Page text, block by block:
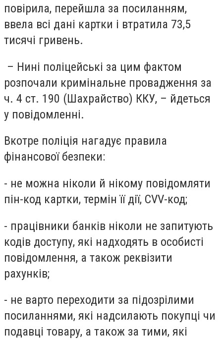
повірила, перейшла за посиланням,
ввела всі дані картки і втратила 73,5
тисячі гривень.
– Нині поліцейські за цим фактом
розпочали кримінальне провадження за
ч. 4 ст. 190 (Шахрайство) ККУ, – йдеться
у повідомленні.
Вкотре поліція нагадує правила
фінансової безпеки:
- не можна ніколи й нікому повідомляти
пін-код картки, термін її дії, CVV-код;
- працівники банків ніколи не запитують
кодів доступу, які надходять в особисті
повідомлення, а також реквізити
рахунків;
- не варто переходити за підозрілими
посиланнями, які надсилають покупці чи
подавці товару, а також за тими, які